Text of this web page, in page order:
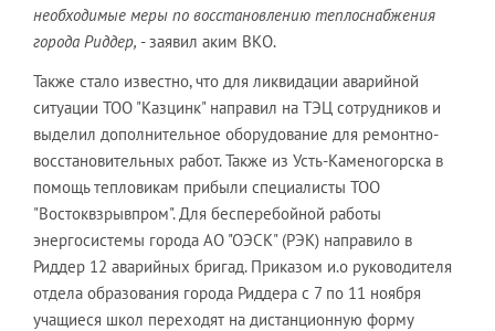
необходимые меры по восстановлению теплоснабжения
города Риддер, - заявил аким ВКО.
Также стало известно, что для ликвидации аварийной
ситуации ТОО "Казцинк" направил на ТЭЦ сотрудников и
выделил дополнительное оборудование для ремонтно-
восстановительных работ. Также из Усть-Каменогорска в
помощь тепловикам прибыли специалисты ТОО
"Востоквзрывпром". Для бесперебойной работы
энергосистемы города АО "ОЭСК" (РЭК) направило в
Риддер 12 аварийных бригад. Приказом и.о руководителя
отдела образования города Риддера с 7 по 11 ноября
учащиеся школ переходят на дистанционную форму